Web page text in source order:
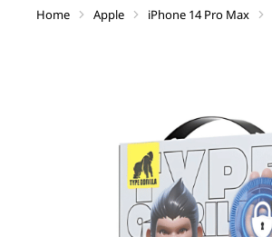
You are here:
Home Apple iPhone 14 Pro Max